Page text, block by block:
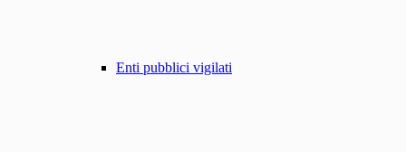
Enti pubblici vigilati